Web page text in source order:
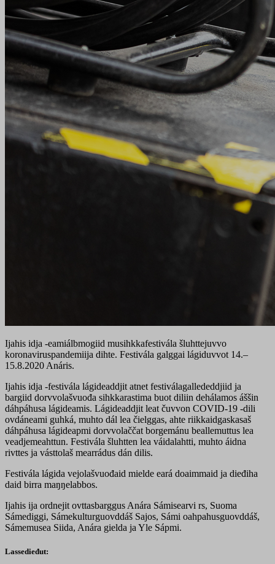
Ijahis idja -eamiálbmogiid musihkkafestivála šluhttejuvvo
koronaviruspandemiija dihte. Festivála galggai lágiduvvot 14.–
15.8.2020 Anáris.
Ijahis idja -festivála lágideaddjit atnet festiválagallededdjiid ja
bargiid dorvvolašvuođa sihkkarastima buot diliin dehálamos áššin
dáhpáhusa lágideamis. Lágideaddjit leat čuvvon COVID-19 -dili
ovdáneami guhká, muhto dál lea čielggas, ahte riikkaidgaskasaš
dáhpáhusa lágideapmi dorvvolaččat borgemánu beallemuttus lea
veadjemeahttun. Festivála šluhtten lea váidalahtti, muhto áidna
rivttes ja vásttolaš mearrádus dán dilis.
Festivála lágida vejolašvuođaid mielde eará doaimmaid ja dieđiha
daid birra maŋŋelabbos.
Ijahis ija ordnejit ovttasbarggus Anára Sámisearvi rs, Suoma
Sámediggi, Sámekulturguovddáš Sajos, Sámi oahpahusguovddáš,
Sámemusea Siida, Anára gielda ja Yle Sápmi.
Lassedieđut: